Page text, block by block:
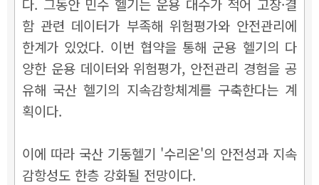
함 관련 데이터가 부족해 위험평가와 안전관리에
한계가 있었다. 이번 협약을 통해 군용 헬기의 다
양한 운용 데이터와 위험평가, 안전관리 경험을 공
유해 국산 헬기의 지속감항체계를 구축한다는 계
획이다.
이에 따라 국산 기동헬기 '수리온'의 안전성과 지속
감항성도 한층 강화될 전망이다.